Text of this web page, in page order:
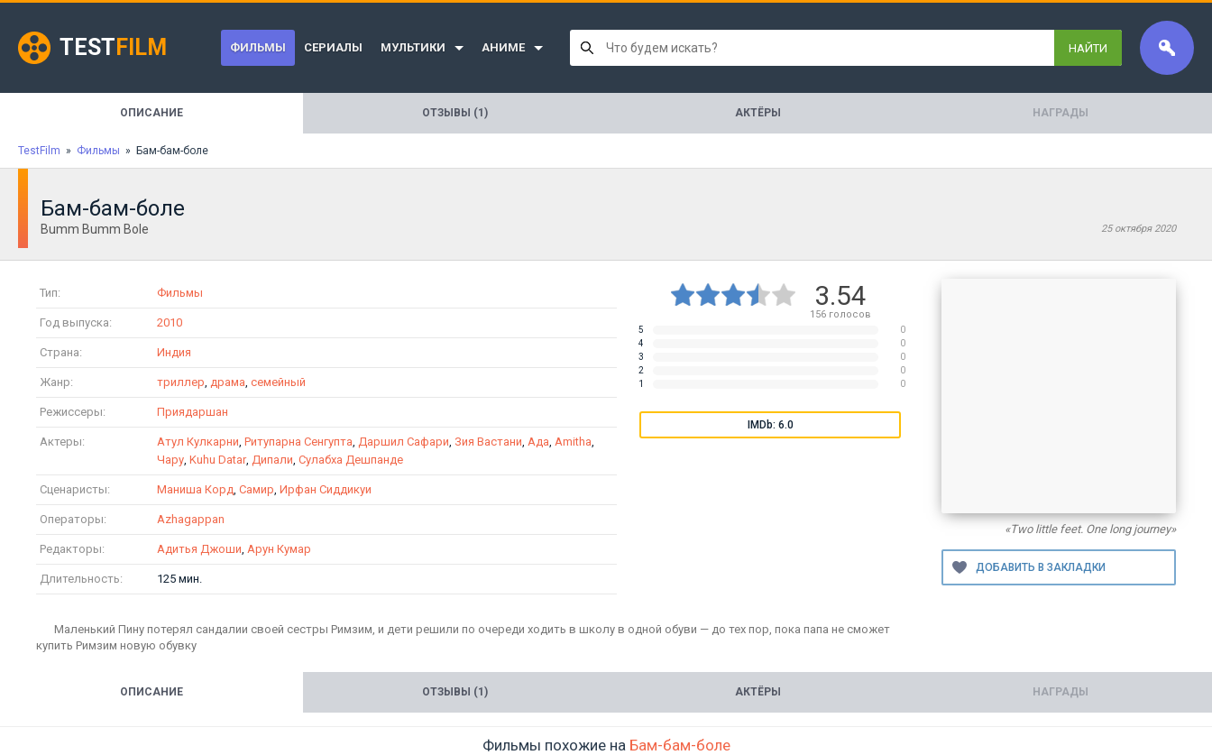
TEST FILM ФИЛЬМЫ СЕРИАЛЫ МУЛЬТИКИ АНИМЕ НАЙТИ
ОПИСАНИЕ ОТЗЫВЫ (1) АКТЁРЫ НАГРАДЫ
TestFilm » Фильмы » Бам-бам-боле
Бам-бам-боле
Bumm Bumm Bole 25 октября 2020
Тип: Фильмы
Год выпуска: 2010
Страна: Индия
Жанр: триллер, драма, семейный
Режиссеры: Приядаршан
Актеры: Атул Кулкарни, Ритупарна Сенгупта, Даршил Сафари, Зия Вастани, Ада, Amitha,
Чару, Kuhu Datar, Дипали, Сулабха Дешпанде
Сценаристы: Маниша Корд, Самир, Ирфан Сиддикуи
Операторы: Azhagappan
Редакторы: Адитья Джоши, Арун Кумар
Длительность: 125 мин.
3.54
156голосов
5
0
4
0
3
0
2
0
1
0
IMDb: 6.0
Маленький Пину потерял сандалии своей сестры Римзим, и дети решили по очереди ходить в школу в одной обуви — до тех пор, пока папа не сможет
купить Римзим новую обувку
«Two little feet. One long journey»
ОПИСАНИЕ ОТЗЫВЫ (1) АКТЁРЫ НАГРАДЫ
Фильмы похожие на Бам-бам-боле